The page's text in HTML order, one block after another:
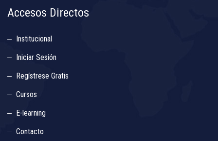
Accesos Directos
Institucional
Iniciar Sesión
Regístrese Gratis
Cursos
E-learning
Contacto